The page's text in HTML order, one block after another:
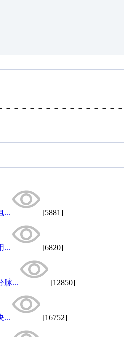
－－－－－－－－－－－－－－
... [5881]
... [6820]
脉... [12850]
... [16752]